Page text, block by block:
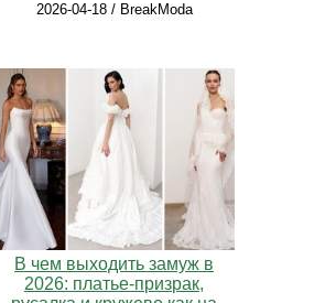
2026-04-18 / BreakModa
В чем выходить замуж в
2026: платье-призрак,